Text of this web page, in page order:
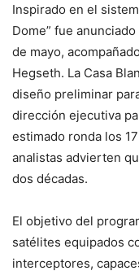
Inspirado en el
Dome” fue
de mayo,
Hegseth. La Casa
diseño preliminar
dirección ejecutiva
estimado ronda los
analistas advierten
dos décadas.
El objetivo del
satélites equipados
interceptores,